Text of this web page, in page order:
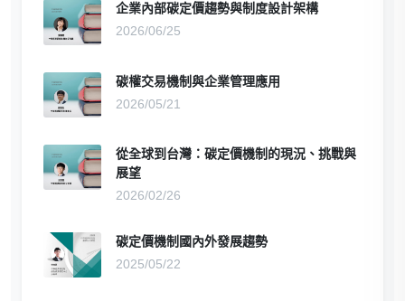
企業內部碳定價趨勢與制度設計架構
2026/06/25
碳權交易機制與企業管理應用
2026/05/21
從全球到台灣：碳定價機制的現況、挑戰與
展望
2026/02/26
碳定價機制國內外發展趨勢
2025/05/22